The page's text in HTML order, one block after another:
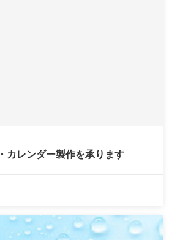
カレンダー製作を承ります